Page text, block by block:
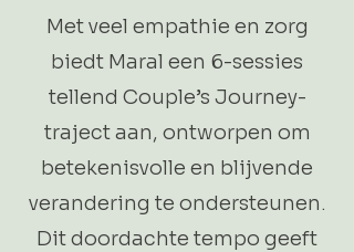
Met veel empathie en zorg
biedt Maral een 6-sessies
tellend Couple’s Journey-
traject aan, ontworpen om
betekenisvolle en blijvende
verandering te ondersteunen.
Dit doordachte tempo geeft